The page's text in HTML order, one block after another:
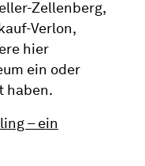
Zellenberg,
Verlon,
hier
ein oder
haben.
– ein